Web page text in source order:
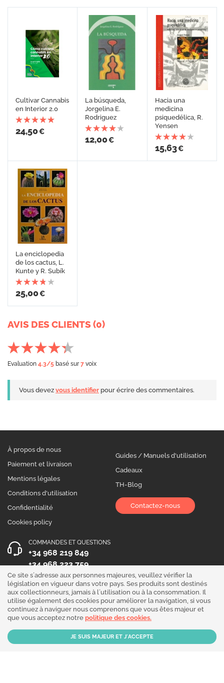
Cultivar Cannabis
en Interior 2.0
24,50€
La búsqueda,
Jorgelina E.
Rodriguez
12,00€
Hacia una
medicina
psiquedélica, R.
Yensen
15,63€
La enciclopedia
de los cactus, L.
Kunte y R. Subík
25,00€
AVIS DES CLIENTS (0)
Evaluation 4.3/5 basé sur7 voix
Vous devez vous identifier pour écrire des commentaires.
À propos de nous
Paiement et livraison
Mentions légales
Conditions d'utilisation
Confidentialité
Cookies policy
Guides / Manuels d'utilisation
Cadeaux
TH-Blog
Contactez-nous
COMMANDES ET QUESTIONS
+34 968 219 849
+34 968 223 759
HEURES D´OUVERTURE
Du lundi au vendredi 10:00 - 19:00
Suivez-nous !
Ce site s´adresse aux personnes majeures, veuillez vérifier la
législation en vigueur dans votre pays. Ses produits sont destinés
aux collectionneurs, jamais à l´utilisation ou à la consommation. Il
utilise également des cookies pour améliorer la navigation, si vous
continuez à naviguer nous comprenons que vous êtes majeur et
que vous acceptez notre politique des cookies.